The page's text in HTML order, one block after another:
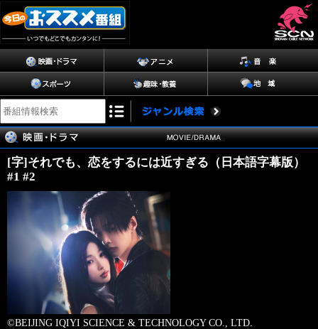
[字]それでも、恋をするには近すぎる（日本語字幕版）
#1 #2
©BEIJING IQIYI SCIENCE & TECHNOLOGY CO., LTD.